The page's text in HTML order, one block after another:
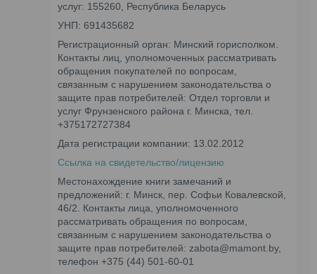
услуг: 155260, Республика Беларусь
УНП: 691435682
Регистрационный орган: Минский горисполком.
Контакты лиц, уполномоченных рассматривать
обращения покупателей по вопросам,
связанным с нарушением законодательства о
защите прав потребителей: Отдел торговли и
услуг Фрунзенского района г. Минска, тел.
+375172727384
Дата регистрации компании: 13.02.2012
Ссылка на свидетельство/лицензию
Местонахождение книги замечаний и
предложений: г. Минск, пер. Софьи Ковалевской,
46/2. Контакты лица, уполномоченного
рассматривать обращения по вопросам,
связанным с нарушением законодательства о
защите прав потребителей: zabota@mamont.by,
телефон +375 (44) 501-60-01